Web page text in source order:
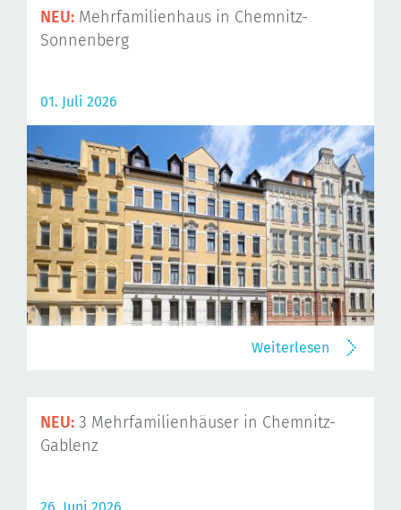
NEU: Mehrfamilienhaus in Chemnitz-
Sonnenberg
01. Juli 2026
Weiterlesen
NEU: 3 Mehrfamilienhäuser in Chemnitz-
Gablenz
26. Juni 2026